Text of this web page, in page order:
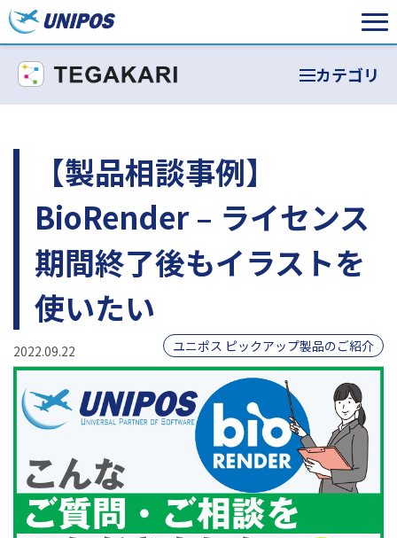
カテゴリ
【製品相談事例】
BioRender – ライセンス
期間終了後もイラストを
使いたい
2022.09.22 ユニポス ピックアップ製品のご紹介